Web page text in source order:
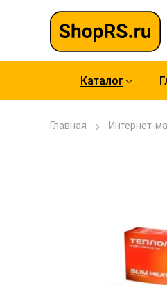
Каталог
Главная Интернет-